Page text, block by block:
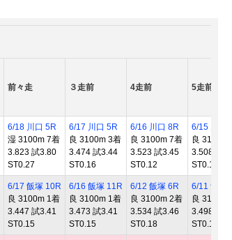
前々走 ３走前 4走前 5走前
6/18 川口 5R
湿 3100m 7着
3.823 試3.80
ST0.27
6/17 川口 5R
良 3100m 3着
3.474 試3.44
ST0.16
6/16 川口 8R
良 3100m 7着
3.523 試3.45
ST0.12
6/15 川口
良 3100m
3.508 試
ST0.17
6/17 飯塚 10R
良 3100m 1着
3.447 試3.41
ST0.15
6/16 飯塚 11R
良 3100m 1着
3.473 試3.41
ST0.15
6/12 飯塚 6R
良 3100m 2着
3.534 試3.46
ST0.18
6/11 飯塚
良 3100m
3.498 試
ST0.11